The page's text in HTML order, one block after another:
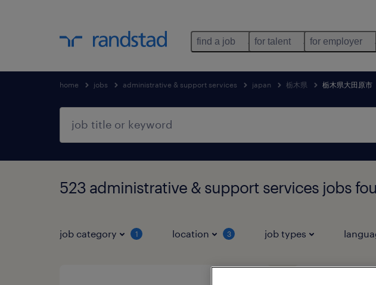
find a job for talent for employer
home jobs administrative & support services japan 栃木県 栃木県大田原市
523 administrative & support services jobs
job category 1 location 3 job types